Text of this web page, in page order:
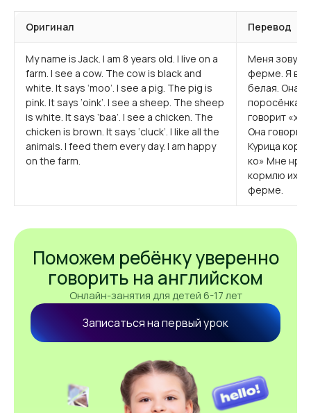
Оригинал Перевод
My name is Jack. I am 8 years old. I live on a
farm. I see a cow. The cow is black and
white. It says ‘moo’. I see a pig. The pig is
pink. It says ‘oink’. I see a sheep. The sheep
is white. It says ‘baa’. I see a chicken. The
chicken is brown. It says ‘cluck’. I like all the
animals. I feed them every day. I am happy
on the farm.
Меня зовут
ферме. Я
белая. Она
поросёнка.
говорит
Она говорит
Курица
ко» Мне
кормлю их
ферме.
Поможем ребёнку уверенно
говорить на английском
Онлайн-занятия для детей 6-17 лет
Записаться на первый урок